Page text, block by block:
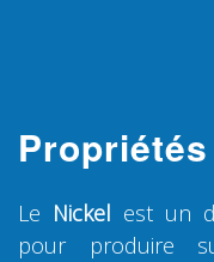
Le Nickel est un
pour produire